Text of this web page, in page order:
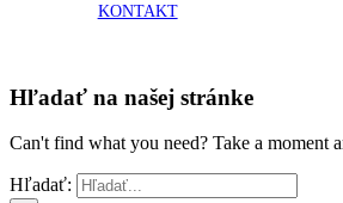
KONTAKT
Hľadať na našej stránke
Can't find what you need? Take a moment
Hľadať: